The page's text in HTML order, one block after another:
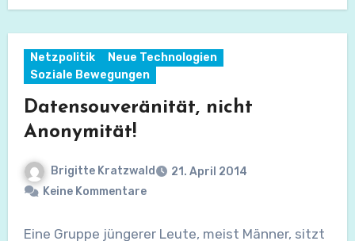
Netzpolitik
Neue Technologien
Soziale Bewegungen
Datensouveränität, nicht
Anonymität!
Brigitte Kratzwald
21. April 2014
Keine Kommentare
Eine Gruppe jüngerer Leute, meist Männer, sitzt